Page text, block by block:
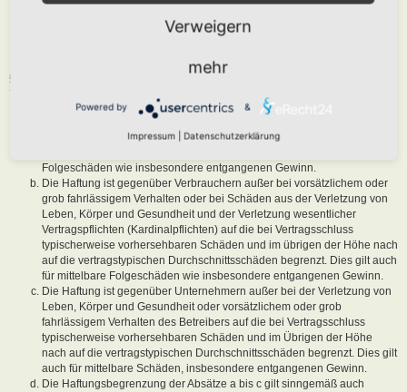
www.phpbb.dezur Verfügung gestellt. Beide haben keinen Einfluss auf
die Art und Weise, wie die Software verwendet wird. Sie können
insbesondere die Verwendung der Software für bestimmte Zwecke nicht
5. GEWÄHRLEISTUNG
Der Betreiber haftet mit Ausnahme der Verletzung von Leben, Körper
und Gesundheit und der Verletzung wesentlicher Vertragspflichten
(Kardinalpflichten) nur für Schäden, die auf ein vorsätzliches oder grob
Folgeschäden wie insbesondere entgangenen Gewinn.
Die Haftung ist gegenüber Verbrauchern außer bei vorsätzlichem oder
grob fahrlässigem Verhalten oder bei Schäden aus der Verletzung von
Leben, Körper und Gesundheit und der Verletzung wesentlicher
Vertragspflichten (Kardinalpflichten) auf die bei Vertragsschluss
typischerweise vorhersehbaren Schäden und im übrigen der Höhe nach
auf die vertragstypischen Durchschnittsschäden begrenzt. Dies gilt auch
für mittelbare Folgeschäden wie insbesondere entgangenen Gewinn.
Die Haftung ist gegenüber Unternehmern außer bei der Verletzung von
Leben, Körper und Gesundheit oder vorsätzlichem oder grob
fahrlässigem Verhalten des Betreibers auf die bei Vertragsschluss
typischerweise vorhersehbaren Schäden und im Übrigen der Höhe
nach auf die vertragstypischen Durchschnittsschäden begrenzt. Dies gilt
auch für mittelbare Schäden, insbesondere entgangenen Gewinn.
Die Haftungsbegrenzung der Absätze a bis c gilt sinngemäß auch
Verweigern
mehr
Powered by &
Impressum Datenschutzerklärung